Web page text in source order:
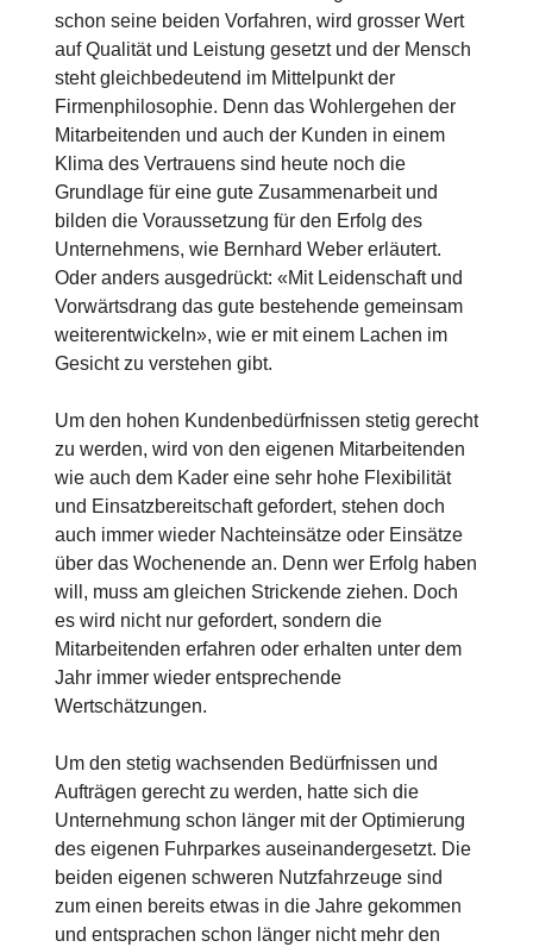
schon seine beiden Vorfahren, wird grosser Wert
auf Qualität und Leistung gesetzt und der Mensch
steht gleichbedeutend im Mittelpunkt der
Firmenphilosophie. Denn das Wohlergehen der
Mitarbeitenden und auch der Kunden in einem
Klima des Vertrauens sind heute noch die
Grundlage für eine gute Zusammenarbeit und
bilden die Voraussetzung für den Erfolg des
Unternehmens, wie Bernhard Weber erläutert.
Oder anders ausgedrückt: «Mit Leidenschaft und
Vorwärtsdrang das gute bestehende gemeinsam
weiterentwickeln», wie er mit einem Lachen im
Gesicht zu verstehen gibt.
Um den hohen Kundenbedürfnissen stetig gerecht
zu werden, wird von den eigenen Mitarbeitenden
wie auch dem Kader eine sehr hohe Flexibilität
und Einsatzbereitschaft gefordert, stehen doch
auch immer wieder Nachteinsätze oder Einsätze
über das Wochenende an. Denn wer Erfolg haben
will, muss am gleichen Strickende ziehen. Doch
es wird nicht nur gefordert, sondern die
Mitarbeitenden erfahren oder erhalten unter dem
Jahr immer wieder entsprechende
Wertschätzungen.
Um den stetig wachsenden Bedürfnissen und
Aufträgen gerecht zu werden, hatte sich die
Unternehmung schon länger mit der Optimierung
des eigenen Fuhrparkes auseinandergesetzt. Die
beiden eigenen schweren Nutzfahrzeuge sind
zum einen bereits etwas in die Jahre gekommen
und entsprachen schon länger nicht mehr den